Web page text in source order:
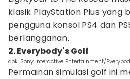
klasik PlayStation Plus yang
pengguna konsol PS4 dan
berlangganan.
2. Everybody's Golf
dok. Sony Interactive Entertainment/
Permainan simulasi golf ini